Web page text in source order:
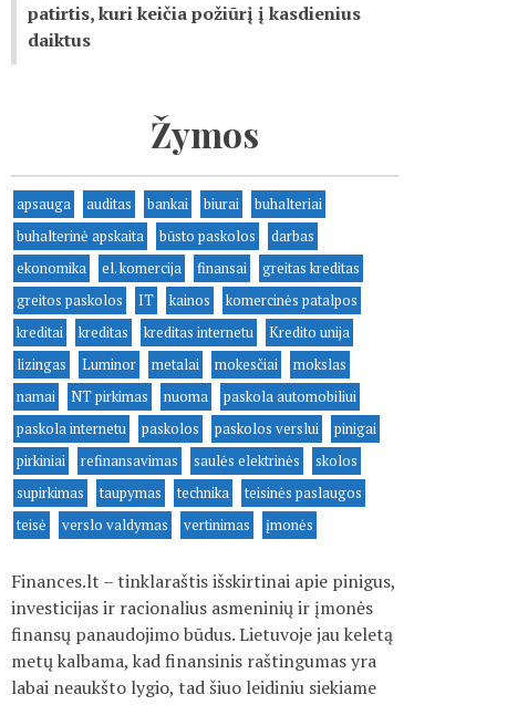
patirtis, kuri keičia požiūrį į kasdienius
daiktus
Žymos
apsauga auditas bankai biurai
buhalteriai
buhalterinė apskaita
būsto paskolos
darbas
ekonomika
el. komercija finansai
greitas kreditas
greitos paskolos
IT kainos
komercinės patalpos
kreditai
kreditas kreditas internetu
Kredito unija
lizingas
Luminor metalai mokesčiai
mokslas
namai
NT pirkimas nuoma
paskola automobiliui
paskola internetu
paskolos paskolos verslui
pinigai
pirkiniai
refinansavimas saulės elektrinės
skolos
supirkimas
taupymas technika
teisinės paslaugos
teisė
verslo valdymas vertinimas įmonės
Finances.lt – tinklaraštis išskirtinai apie pinigus,
investicijas ir racionalius asmeninių ir įmonės
finansų panaudojimo būdus. Lietuvoje jau keletą
metų kalbama, kad finansinis raštingumas yra
labai neaukšto lygio, tad šiuo leidiniu siekiame